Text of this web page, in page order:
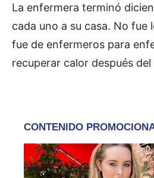
La enfermera terminó
cada uno a su casa. No fue
fue de enfermeros para
recuperar calor después